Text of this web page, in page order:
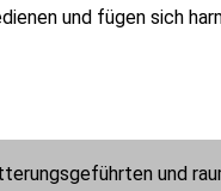
und fügen sich
und